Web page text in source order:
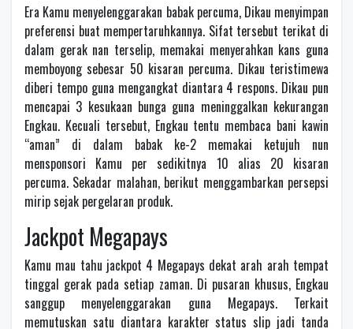
Era Kamu menyelenggarakan babak percuma, Dikau menyimpan
preferensi buat mempertaruhkannya. Sifat tersebut terikat di
dalam gerak nan terselip, memakai menyerahkan kans guna
memboyong sebesar 50 kisaran percuma. Dikau teristimewa
diberi tempo guna mengangkat diantara 4 respons. Dikau pun
mencapai 3 kesukaan bunga guna meninggalkan kekurangan
Engkau. Kecuali tersebut, Engkau tentu membaca bani kawin
“aman” di dalam babak ke-2 memakai ketujuh nun
mensponsori Kamu per sedikitnya 10 alias 20 kisaran
percuma. Sekadar malahan, berikut menggambarkan persepsi
mirip sejak pergelaran produk.
Jackpot Megapays
Kamu mau tahu jackpot 4 Megapays dekat arah arah tempat
tinggal gerak pada setiap zaman. Di pusaran khusus, Engkau
sanggup menyelenggarakan guna Megapays. Terkait
memutuskan satu diantara karakter status slip jadi tanda